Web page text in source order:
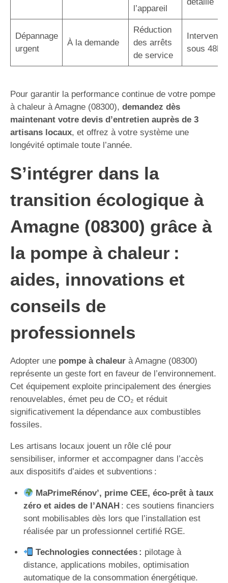
l’appareil
Dépannage
urgent
À la demande
Réduction
des arrêts
de service
sous 48h
Pour garantir la performance continue de votre pompe
à chaleur à Amagne (08300), demandez dès
maintenant votre devis d’entretien auprès de 3
artisans locaux, et offrez à votre système une
longévité optimale toute l’année.
S’intégrer dans la
transition écologique à
Amagne (08300) grâce à
la pompe à chaleur :
aides, innovations et
conseils de
professionnels
Adopter une pompe à chaleur à Amagne (08300)
représente un geste fort en faveur de l’environnement.
Cet équipement exploite principalement des énergies
renouvelables, émet peu de CO₂ et réduit
significativement la dépendance aux combustibles
fossiles.
Les artisans locaux jouent un rôle clé pour
sensibiliser, informer et accompagner dans l’accès
aux dispositifs d’aides et subventions :
MaPrimeRénov’, prime CEE, éco-prêt à taux
zéro et aides de l’ANAH : ces soutiens financiers
sont mobilisables dès lors que l’installation est
réalisée par un professionnel certifié RGE.
Technologies connectées : pilotage à
distance, applications mobiles, optimisation
automatique de la consommation énergétique.